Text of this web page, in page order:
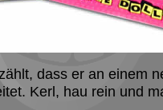
dass er an einem
Kerl, hau rein und